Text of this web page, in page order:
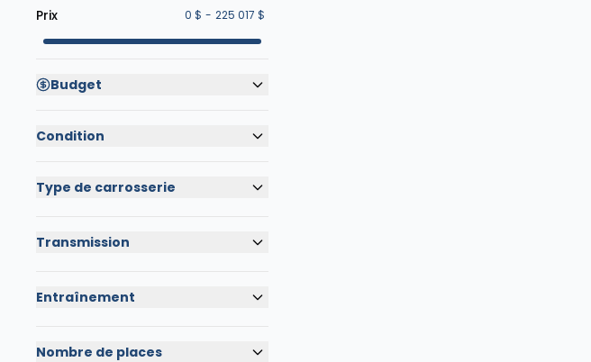
Prix 0 $ - 225 017 $
Budget
Condition
Type de carrosserie
Transmission
Entraînement
Nombre de places